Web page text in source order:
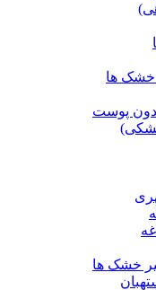
خشک ها
بدون پوست
خشک ها